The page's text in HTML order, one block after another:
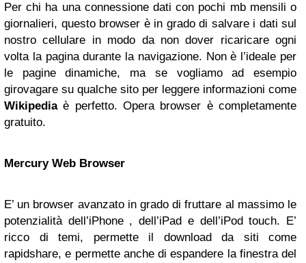
Per chi ha una connessione dati con pochi mb mensili o
giornalieri, questo browser è in grado di salvare i dati sul
nostro cellulare in modo da non dover ricaricare ogni
volta la pagina durante la navigazione. Non è l’ideale per
le pagine dinamiche, ma se vogliamo ad esempio
girovagare su qualche sito per leggere informazioni come
Wikipediaè perfetto. Opera browser è completamente
gratuito.
Mercury Web Browser
E’ un browser avanzato in grado di fruttare al massimo le
potenzialità dell’iPhone , dell’iPad e dell’iPod touch. E’
ricco di temi, permette il download da siti come
rapidshare, e permette anche di espandere la finestra del